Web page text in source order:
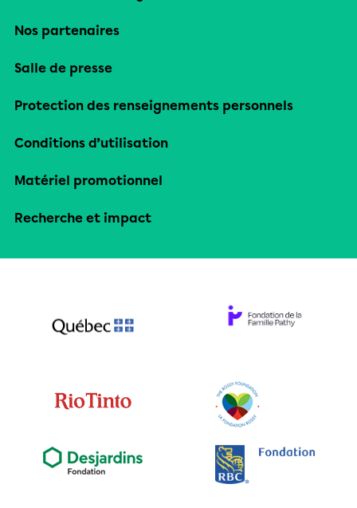
Nos partenaires
Salle de presse
Protection des renseignements personnels
Conditions d’utilisation
Matériel promotionnel
Recherche et impact